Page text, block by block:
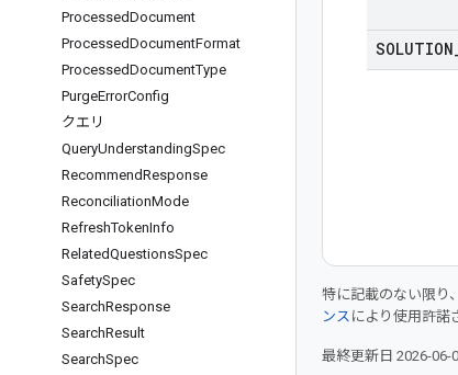
ProcessedDocument
ProcessedDocumentFormat
ProcessedDocumentType
PurgeErrorConfig
クエリ
QueryUnderstandingSpec
RecommendResponse
ReconciliationMode
RefreshTokenInfo
RelatedQuestionsSpec
SafetySpec
SearchResponse
SearchResult
SearchSpec
SOLUTION
特に記載のない限り
ンス により使用許諾
最終更新日 2026-06-